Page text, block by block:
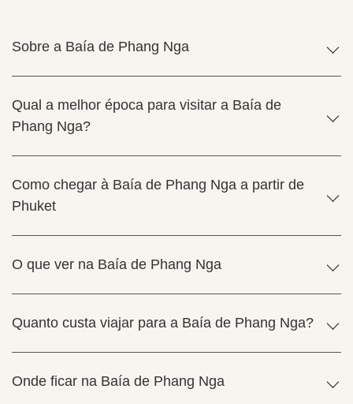
Sobre a Baía de Phang Nga
Qual a melhor época para visitar a Baía de
Phang Nga?
Como chegar à Baía de Phang Nga a partir de
Phuket
O que ver na Baía de Phang Nga
Quanto custa viajar para a Baía de Phang Nga?
Onde ficar na Baía de Phang Nga